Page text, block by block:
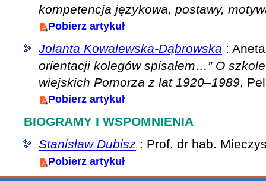
kompetencja językowa, postawy,
Pobierz artykuł
Jolanta Kowalewska-Dąbrowska :
orientacji kolegów spisałem…” O
wiejskich Pomorza z lat 1920–1989,
Pobierz artykuł
BIOGRAMY I WSPOMNIENIA
Stanisław Dubisz : Prof. dr hab.
Pobierz artykuł